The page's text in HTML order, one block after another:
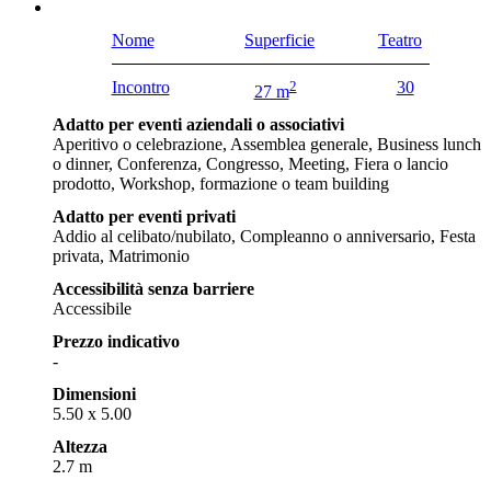
Nome Superficie Teatro
Incontro 27 m2 30
Adatto per eventi aziendali o associativi
Aperitivo o celebrazione, Assemblea generale, Business lunch
o dinner, Conferenza, Congresso, Meeting, Fiera o lancio
prodotto, Workshop, formazione o team building
Adatto per eventi privati
Addio al celibato/nubilato, Compleanno o anniversario, Festa
privata, Matrimonio
Accessibilità senza barriere
Accessibile
Prezzo indicativo
-
Dimensioni
5.50 x 5.00
Altezza
2.7 m